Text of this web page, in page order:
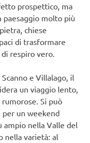
prospettico, ma
paesaggio molto più
chiese
di trasformare
respiro vero.
e Villalago, il
un viaggio lento,
Si può
un weekend
nella Valle del
nella varietà: al